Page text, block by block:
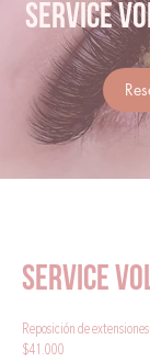
Service
Service
Reposición de
$41.000